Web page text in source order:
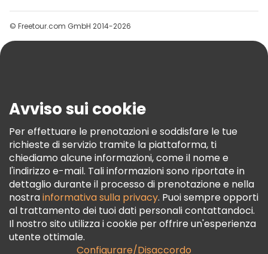
Gruppi
Aiuto
Termini E Condizioni
Informativa Sui Cookie
Freetour Premi
Programma Di Fidelizzazione
© Freetour.com GmbH 2014-2026
Avviso sui cookie
Per effettuare le prenotazioni e soddisfare le tue
richieste di servizio tramite la piattaforma, ti
chiediamo alcune informazioni, come il nome e
l'indirizzo e-mail. Tali informazioni sono riportate in
dettaglio durante il processo di prenotazione e nella
nostrainformativa sulla privacy. Puoi sempre opporti
al trattamento dei tuoi dati personali contattandoci.
Il nostro sito utilizza i cookie per offrire un'esperienza
utente ottimale.
Configurare/Disaccordo